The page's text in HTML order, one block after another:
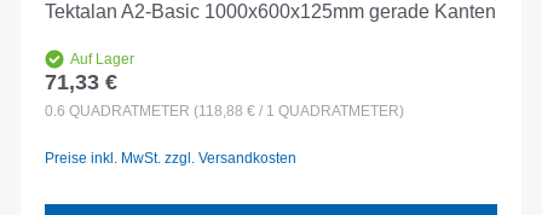
Tektalan A2-Basic 1000x600x125mm gerade Kanten
Auf Lager
Regulärer Preis:
71,33 €
0.6 QUADRATMETER (118,88 € / 1 QUADRATMETER)
Preise inkl. MwSt. zzgl. Versandkosten